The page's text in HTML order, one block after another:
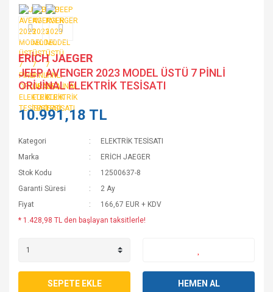
ERİCH JAEGER
JEEP AVENGER 2023 MODEL ÜSTÜ 7 PİNLİ
ORİJİNAL ELEKTRİK TESİSATI
10.991,18 TL
Kategori
ELEKTRİK TESİSATI
Marka
ERİCH JAEGER
Stok Kodu
12500637-8
Garanti Süresi
2 Ay
Fiyat
166,67 EUR + KDV
* 1.428,98 TL den başlayan taksitlerle!
SEPETE EKLE HEMEN AL